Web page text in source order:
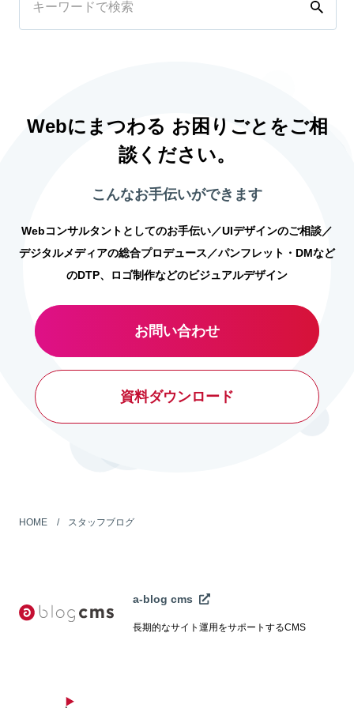
Webにまつわる お困りごとをご相
談ください。
こんなお手伝いができます
Webコンサルタントとしてのお手伝い／UIデザインのご相談／
デジタルメディアの総合プロデュース／パンフレット・DMなど
のDTP、ロゴ制作などのビジュアルデザイン
お問い合わせ
資料ダウンロード
HOME スタッフブログ
a-blog cms
長期的なサイト運用をサポートするCMS